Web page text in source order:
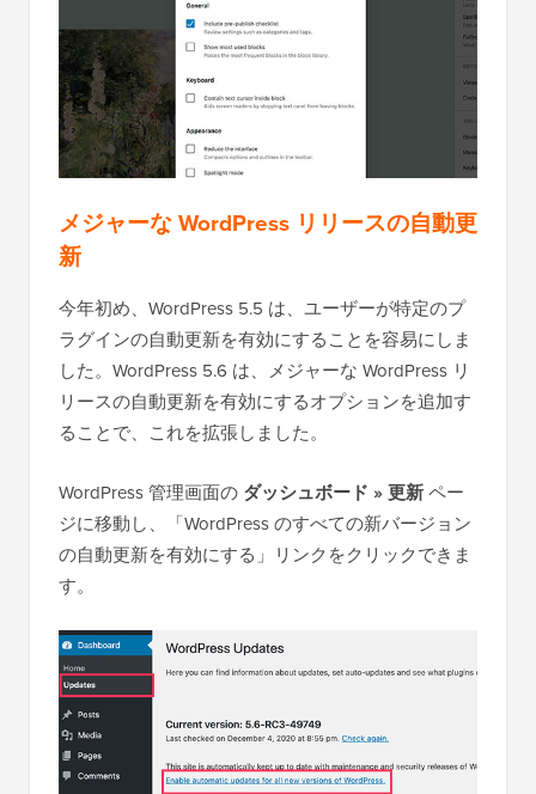
メジャーな WordPress リリースの自動更
新
今年初め、WordPress 5.5 は、ユーザーが特定のプ
ラグインの自動更新を有効にすることを容易にしま
した。WordPress 5.6 は、メジャーな WordPress リ
リースの自動更新を有効にするオプションを追加す
ることで、これを拡張しました。
WordPress 管理画面の ダッシュボード » 更新ペー
ジに移動し、「WordPress のすべての新バージョン
の自動更新を有効にする」リンクをクリックできま
す。